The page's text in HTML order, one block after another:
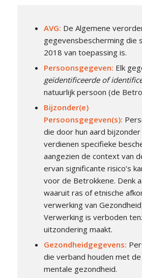
AVG: De Algemene
gegevensbescherming die
2018 van toepassing is.
Persoonsgegeven: Elk
geïdentificeerde of
natuurlijk persoon (de
Bijzonder(e)
Persoonsgegeven(s):
die door hun aard
verdienen specifieke
aangezien de context van
ervan significante risico’s
voor de Betrokkene. Denk
waaruit ras of etnische
verwerking van
Verwerking is verboden
uitzondering maakt.
Gezondheidgegevens:
die verband houden met
mentale gezondheid.